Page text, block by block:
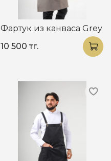
Фартук из канваса Grey
10 500 тг.